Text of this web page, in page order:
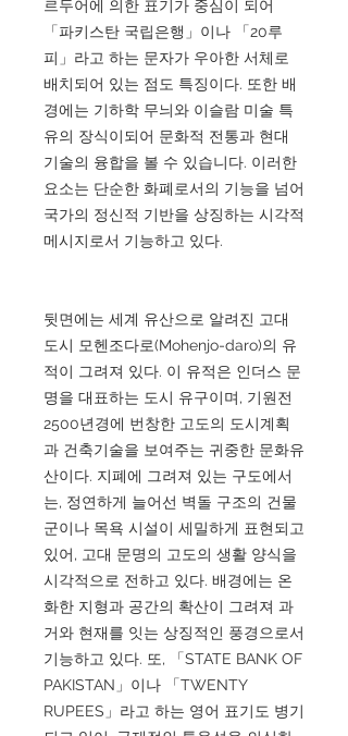
르두어에 의한 표기가 중심이 되어
「파키스탄 국립은행」이나 「20루
피」라고 하는 문자가 우아한 서체로
배치되어 있는 점도 특징이다. 또한 배
경에는 기하학 무늬와 이슬람 미술 특
유의 장식이되어 문화적 전통과 현대
기술의 융합을 볼 수 있습니다. 이러한
요소는 단순한 화폐로서의 기능을 넘어
국가의 정신적 기반을 상징하는 시각적
메시지로서 기능하고 있다.
뒷면에는 세계 유산으로 알려진 고대
도시 모헨조다로(Mohenjo-daro)의 유
적이 그려져 있다. 이 유적은 인더스 문
명을 대표하는 도시 유구이며, 기원전
2500년경에 번창한 고도의 도시계획
과 건축기술을 보여주는 귀중한 문화유
산이다. 지폐에 그려져 있는 구도에서
는, 정연하게 늘어선 벽돌 구조의 건물
군이나 목욕 시설이 세밀하게 표현되고
있어, 고대 문명의 고도의 생활 양식을
시각적으로 전하고 있다. 배경에는 온
화한 지형과 공간의 확산이 그려져 과
거와 현재를 잇는 상징적인 풍경으로서
기능하고 있다. 또, 「STATE BANK OF
PAKISTAN」이나 「TWENTY
RUPEES」라고 하는 영어 표기도 병기